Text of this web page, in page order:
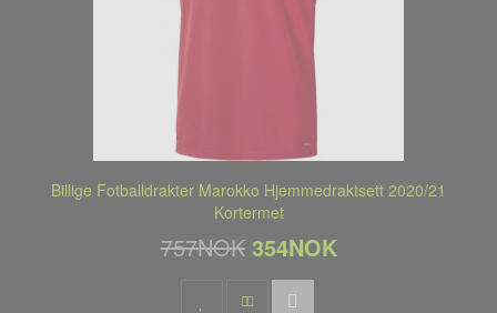
Billige Fotballdrakter Marokko Hjemmedraktsett 2020/21
Kortermet
757NOK 354NOK